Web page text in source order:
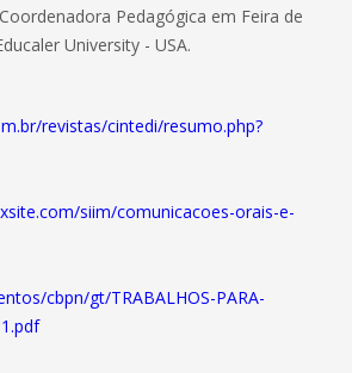
Pedagógica em Feira de
University - USA.
revistas/cintedi/resumo.php?
siim/comunicacoes-orais-e-
cbpn/gt/TRABALHOS-PARA-